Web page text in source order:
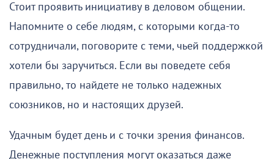
Стоит проявить инициативу в деловом общении.
Напомните о себе людям, с которыми когда-то
сотрудничали, поговорите с теми, чьей поддержкой
хотели бы заручиться. Если вы поведете себя
правильно, то найдете не только надежных
союзников, но и настоящих друзей.
Удачным будет день и с точки зрения финансов.
Денежные поступления могут оказаться даже